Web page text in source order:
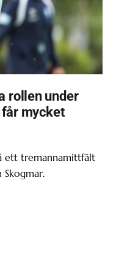
rollen under
mycket
ett tremannamittfält